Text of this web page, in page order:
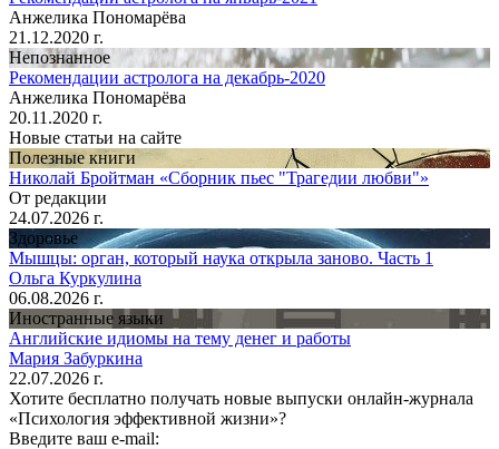
Анжелика Пономарёва
21.12.2020 г.
Непознанное
Рекомендации астролога на декабрь-2020
Анжелика Пономарёва
20.11.2020 г.
Новые статьи на сайте
Полезные книги
Николай Бройтман «Сборник пьес "Трагедии любви"»
От редакции
24.07.2026 г.
Здоровье
Мышцы: орган, который наука открыла заново. Часть 1
Ольга Куркулина
06.08.2026 г.
Иностранные языки
Английские идиомы на тему денег и работы
Мария Забуркина
22.07.2026 г.
Хотите бесплатно получать новые выпуски онлайн-журнала
«Психология эффективной жизни»?
Введите ваш e-mail: